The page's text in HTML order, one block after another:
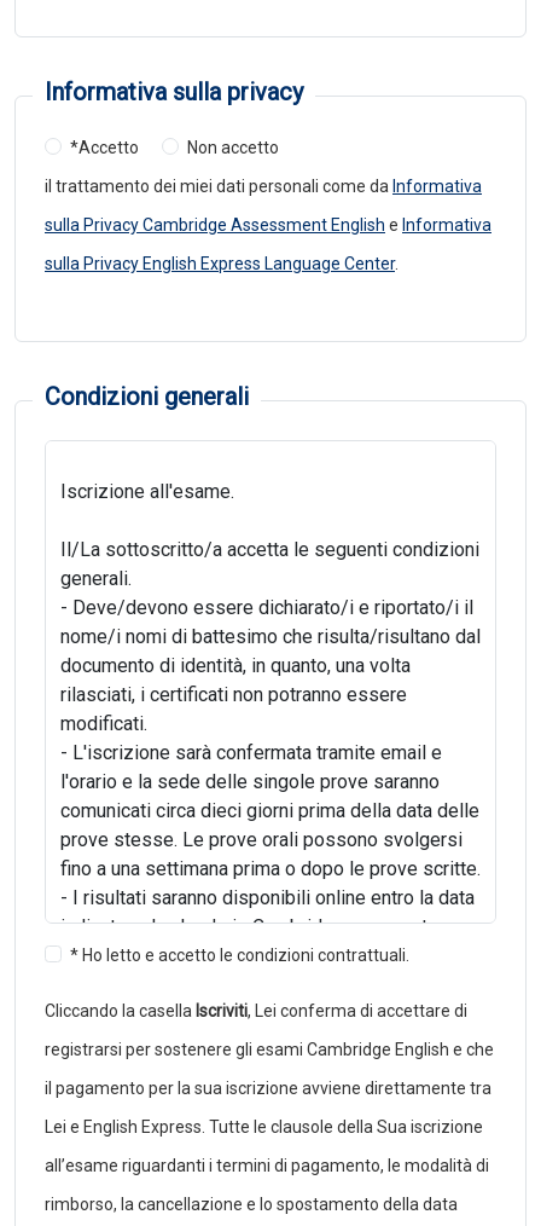
Informativa sulla privacy
*Accetto
Non accetto
il trattamento dei miei dati personali come da Informativa
sulla Privacy Cambridge Assessment English e Informativa
sulla Privacy English Express Language Center.
Condizioni generali
Iscrizione all'esame.
Il/La sottoscritto/a accetta le seguenti condizioni
generali.
- Deve/devono essere dichiarato/i e riportato/i il
nome/i nomi di battesimo che risulta/risultano dal
documento di identità, in quanto, una volta
rilasciati, i certificati non potranno essere
modificati.
- L'iscrizione sarà confermata tramite email e
l'orario e la sede delle singole prove saranno
comunicati circa dieci giorni prima della data delle
prove stesse. Le prove orali possono svolgersi
fino a una settimana prima o dopo le prove scritte.
- I risultati saranno disponibili online entro la data
indicata nel calendario Cambridge e non potranno
essere comunicati telefonicamente. I candidati
preparazione non potranno richiedere al
Cambridge English Examination Centre i risultati
scuola o centro di riferimento.
- I certificati verranno rilasciati circa un mese
dopo i risultati e devono essere ritirati dal
- I candidati che non si presenteranno nel luogo e
* Ho letto e accetto le condizioni contrattuali.
Cliccando la casella Iscriviti, Lei conferma di accettare di
registrarsi per sostenere gli esami Cambridge English e che
il pagamento per la sua iscrizione avviene direttamente tra
Lei e English Express. Tutte le clausole della Sua iscrizione
all’esame riguardanti i termini di pagamento, le modalità di
rimborso, la cancellazione e lo spostamento della data